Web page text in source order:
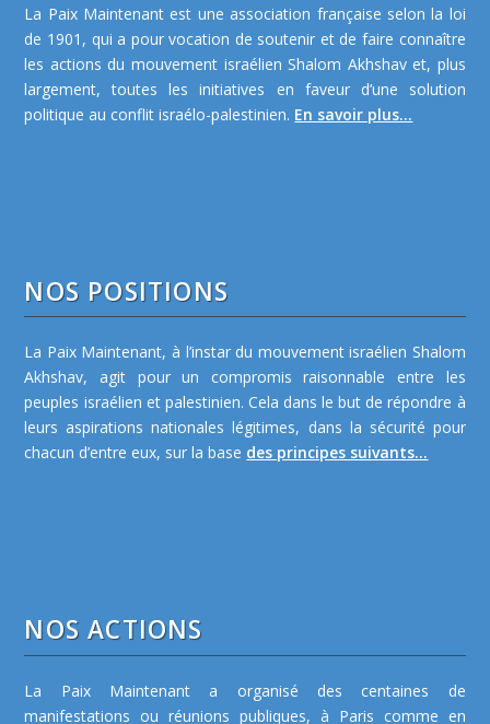
La Paix Maintenant est une association française selon la loi
de 1901, qui a pour vocation de soutenir et de faire connaître
les actions du mouvement israélien Shalom Akhshav et, plus
largement, toutes les initiatives en faveur d’une solution
politique au conflit israélo-palestinien. En savoir plus...
NOS POSITIONS
La Paix Maintenant, à l’instar du mouvement israélien Shalom
Akhshav, agit pour un compromis raisonnable entre les
peuples israélien et palestinien. Cela dans le but de répondre à
leurs aspirations nationales légitimes, dans la sécurité pour
chacun d’entre eux, sur la base des principes suivants...
NOS ACTIONS
La Paix Maintenant a organisé des centaines de
manifestations ou réunions publiques, à Paris comme en